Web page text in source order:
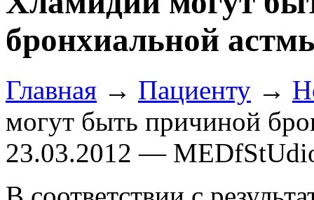
бронхиальной
Главная → Пациенту →
могут быть причиной
23.03.2012 —